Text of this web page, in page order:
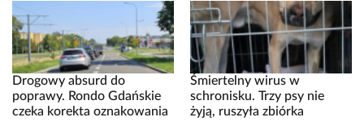
Drogowy absurd do
poprawy. Rondo Gdańskie
czeka korekta oznakowania
Śmiertelny wirus w
schronisku. Trzy psy nie
żyją, ruszyła zbiórka